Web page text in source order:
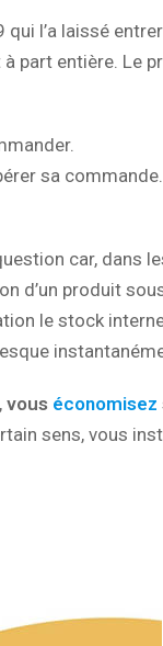
qui l’a laissé
part entière. Le
sa
car, dans
d’un produit
le stock
vous économisez
sens, vous